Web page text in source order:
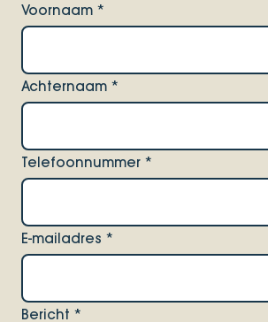
Voornaam *
Achternaam *
Telefoonnummer *
E-mailadres *
Bericht *